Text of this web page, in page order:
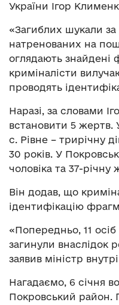
України Ігор
«Загиблих шукали
натренованих на
оглядають знайдені
криміналісти
проводять
Наразі, за словами
встановити 5 жертв.
с. Рівне – трирічну
30 років. У
чоловіка та 37-річну
Він додав, що
ідентифікацію
«Попередньо, 11
загинули внаслідок
заявив міністр
Нагадаємо, 6 січня
Покровський район.